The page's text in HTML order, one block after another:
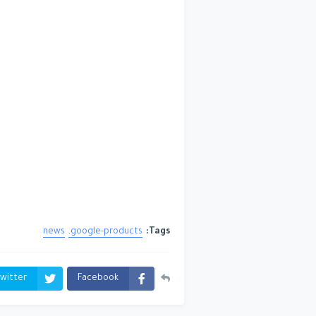
Tags:
google-products
news
Facebook